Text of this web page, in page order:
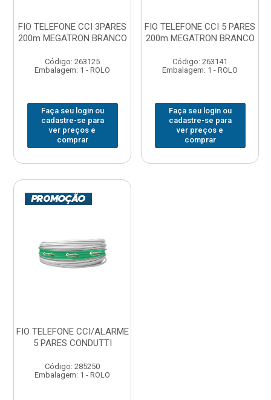
FIO TELEFONE CCI 3PARES
200m MEGATRON BRANCO
Código: 263125
Embalagem: 1 - ROLO
Faça seu login ou
cadastre-se para
ver preços e
comprar
FIO TELEFONE CCI 5 PARES
200m MEGATRON BRANCO
Código: 263141
Embalagem: 1 - ROLO
Faça seu login ou
cadastre-se para
ver preços e
comprar
FIO TELEFONE CCI/ALARME
5 PARES CONDUTTI
Código: 285250
Embalagem: 1 - ROLO